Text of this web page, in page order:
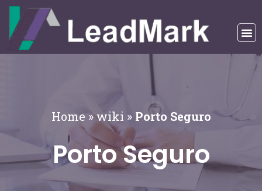
Home »wiki » Porto Seguro
Porto Seguro